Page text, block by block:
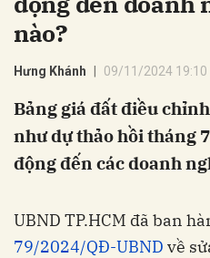
nào?
Hưng Khánh 09/11/2024 19:10
Bảng giá đất điều
như dự thảo hồi tháng
động đến các doanh
UBND TP.HCM đã ban
79/2024/QĐ-UBND về